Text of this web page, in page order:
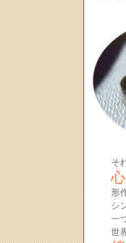
それ
形作
シン
一つ
世界